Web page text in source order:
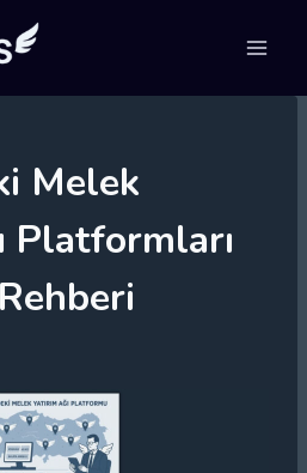
Melek
Platformları